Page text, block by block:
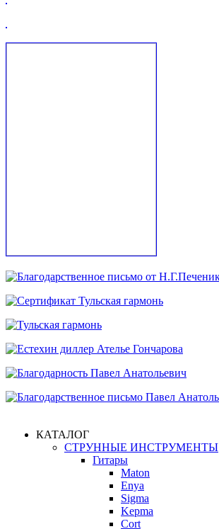
КАТАЛОГ
СТРУННЫЕ ИНСТРУМЕНТЫ
Гитары
Maton
Enya
Sigma
Kepma
Cort